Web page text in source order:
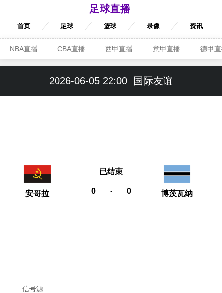
足球直播
首页 足球 篮球 录像 资讯
NBA直播 CBA直播 西甲直播 意甲直播 德甲
2026-06-05 22:00 国际友谊
安哥拉 0 - 0
已结束
博茨瓦纳
信号源